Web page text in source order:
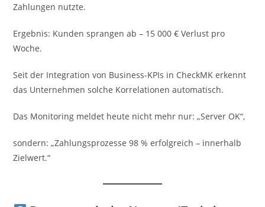
Zahlungen nutzte.
Ergebnis: Kunden sprangen ab – 15 000 € Verlust pro
Woche.
Seit der Integration von Business-KPIs in CheckMK erkennt
das Unternehmen solche Korrelationen automatisch.
Das Monitoring meldet heute nicht mehr nur: „Server OK“,
sondern: „Zahlungsprozesse 98 % erfolgreich – innerhalb
Zielwert.“